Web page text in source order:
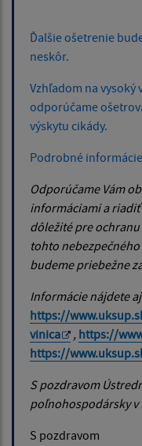
Ďalšie ošetrenie
neskôr.
Vzhľadom na
odporúčame
výskytu cikády.
Podrobné
Odporúčame Vám
informáciami a
dôležité pre
tohto
budeme priebežne
Informácie nájdete
https://
vinica
, https://
https://
S pozdravom
poľnohospodársky v
S pozdravom